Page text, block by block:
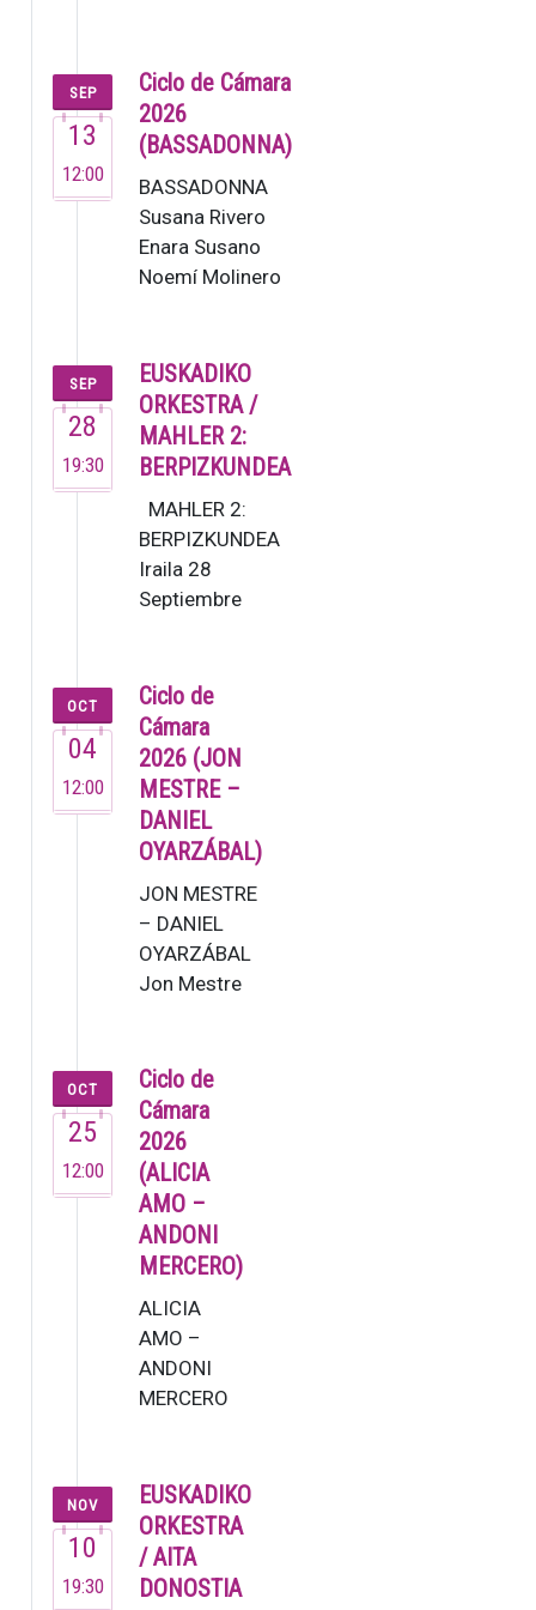
fundado
en 1995,
es una de
las
orquestas
de
cámara
de…
SEP
13
12:00
Ciclo de Cámara
2026
(BASSADONNA)
BASSADONNA
Susana Rivero
Enara Susano
Noemí Molinero
sino un colectivo
de m…
SEP
28
19:30
EUSKADIKO
ORKESTRA /
MAHLER 2:
BERPIZKUNDEA
MAHLER 2:
BERPIZKUNDEA
Iraila 28
Septiembre
Lucas Macías,
zuzendar…
OCT
04
12:00
Ciclo de
Cámara
2026 (JON
MESTRE –
DANIEL
OYARZÁBAL)
JON MESTRE
– DANIEL
OYARZÁBAL
Jon Mestre
pianista ya
dejó muestra
de su talento
en su brev…
OCT
25
12:00
Ciclo de
Cámara
2026
(ALICIA
AMO –
ANDONI
MERCERO)
ALICIA
AMO –
ANDONI
MERCERO
una de las
voces más
versátiles
del
NOV
10
19:30
EUSKADIKO
ORKESTRA
/ AITA
DONOSTIA